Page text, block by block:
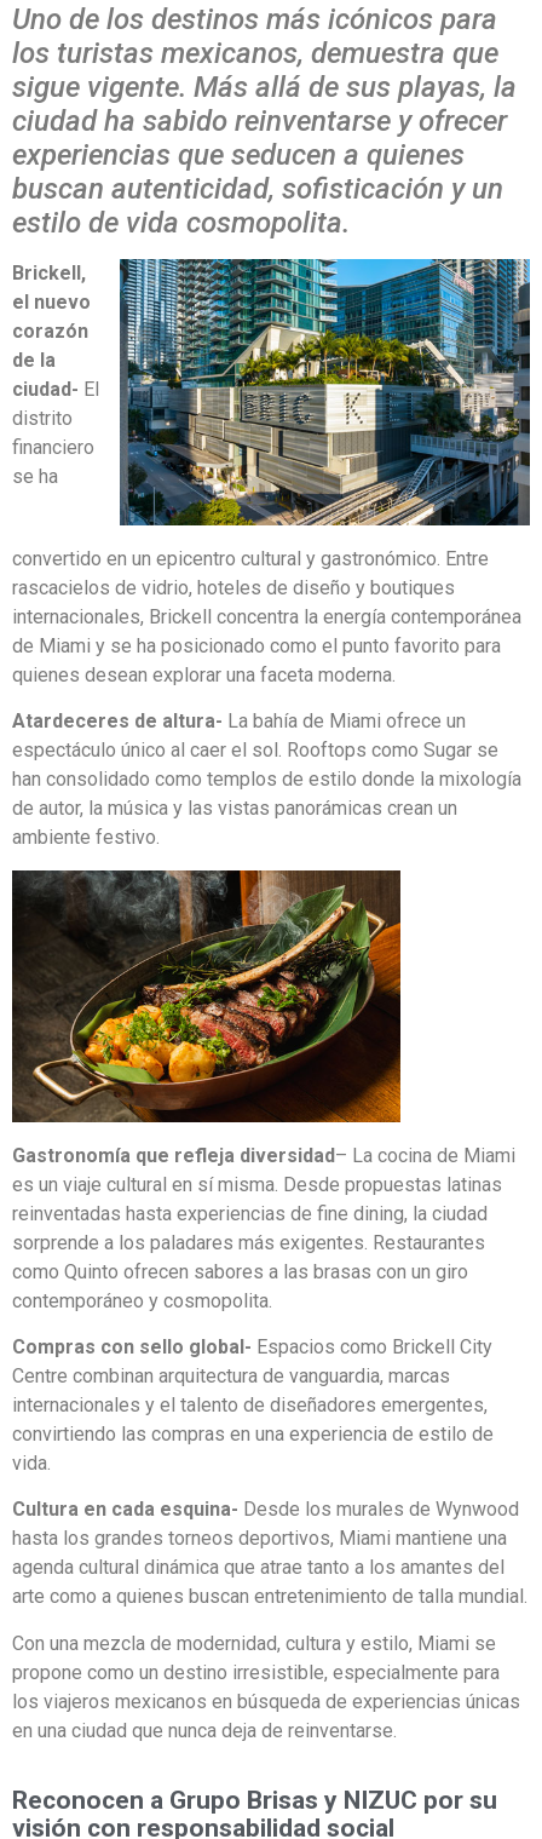
Uno de los destinos más icónicos para
los turistas mexicanos, demuestra que
sigue vigente. Más allá de sus playas, la
ciudad ha sabido reinventarse y ofrecer
experiencias que seducen a quienes
buscan autenticidad, sofisticación y un
estilo de vida cosmopolita.
Brickell,
el nuevo
corazón
de la
ciudad- El
distrito
financiero
se ha
convertido en un epicentro cultural y gastronómico. Entre
rascacielos de vidrio, hoteles de diseño y boutiques
internacionales, Brickell concentra la energía contemporánea
de Miami y se ha posicionado como el punto favorito para
quienes desean explorar una faceta moderna.
Atardeceres de altura- La bahía de Miami ofrece un
espectáculo único al caer el sol. Rooftops como Sugar se
han consolidado como templos de estilo donde la mixología
de autor, la música y las vistas panorámicas crean un
ambiente festivo.
Gastronomía que refleja diversidad– La cocina de Miami
es un viaje cultural en sí misma. Desde propuestas latinas
reinventadas hasta experiencias de fine dining, la ciudad
sorprende a los paladares más exigentes. Restaurantes
como Quinto ofrecen sabores a las brasas con un giro
contemporáneo y cosmopolita.
Compras con sello global- Espacios como Brickell City
Centre combinan arquitectura de vanguardia, marcas
internacionales y el talento de diseñadores emergentes,
convirtiendo las compras en una experiencia de estilo de
vida.
Cultura en cada esquina- Desde los murales de Wynwood
hasta los grandes torneos deportivos, Miami mantiene una
agenda cultural dinámica que atrae tanto a los amantes del
arte como a quienes buscan entretenimiento de talla mundial.
Con una mezcla de modernidad, cultura y estilo, Miami se
propone como un destino irresistible, especialmente para
los viajeros mexicanos en búsqueda de experiencias únicas
en una ciudad que nunca deja de reinventarse.
Reconocen a Grupo Brisas y NIZUC por su
visión con responsabilidad social